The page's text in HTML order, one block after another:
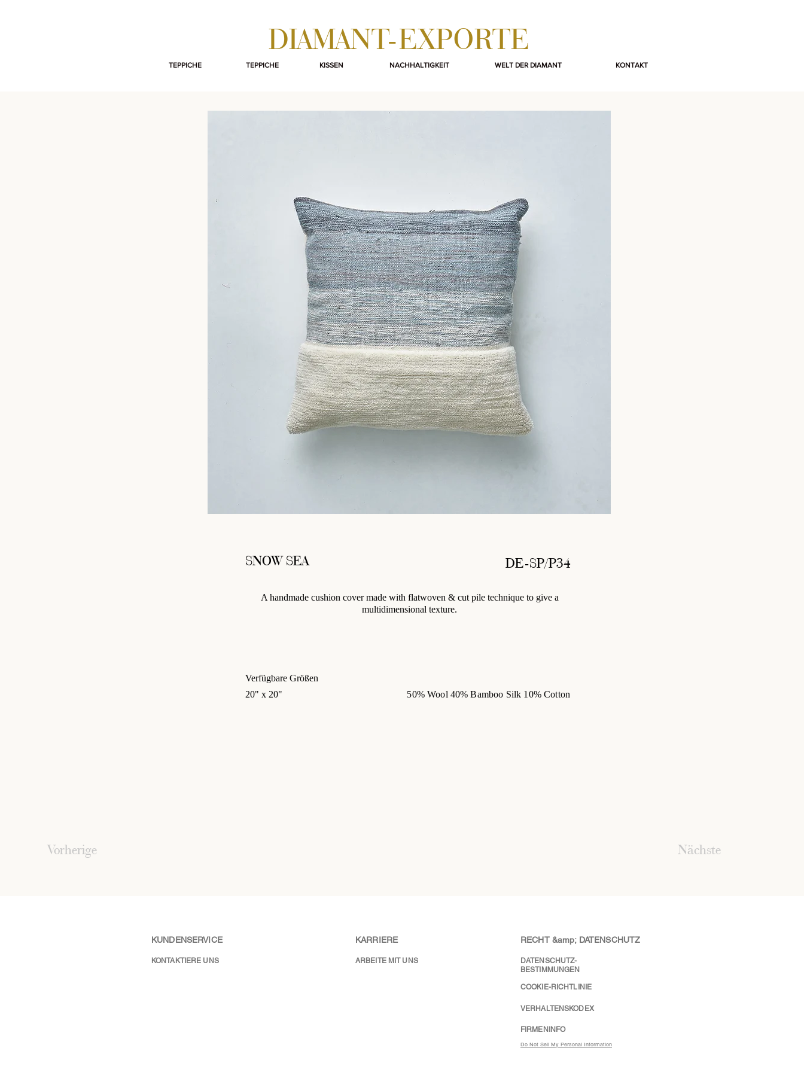
DIAMANT-EXPORTE
TEPPICHE TEPPICHE KISSEN NACHHALTIGKEIT WELT DER DIAMANT KONTAKT
SNOW SEA DE-SP/P34
A handmade cushion cover made with flatwoven & cut pile technique to give a
multidimensional texture.
Verfügbare Größen
20" x 20"
50% Wool 40% Bamboo Silk 10% Cotton
Vorherige Nächste
KUNDENSERVICE
KONTAKTIERE UNS
KARRIERE
ARBEITE MIT UNS
RECHT &amp; DATENSCHUTZ
DATENSCHUTZ-
BESTIMMUNGEN
COOKIE-RICHTLINIE
VERHALTENSKODEX
FIRMENINFO
Do Not Sell My Personal Information